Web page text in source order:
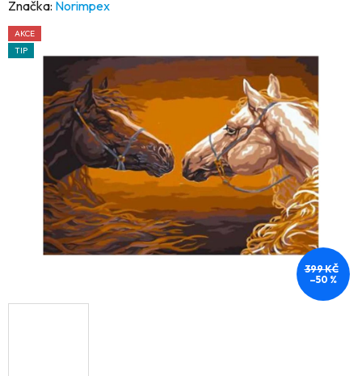
hodnocení
produktu
je
hvězdiček.
Značka: Norimpex
AKCE
TIP
399 KČ
–50 %